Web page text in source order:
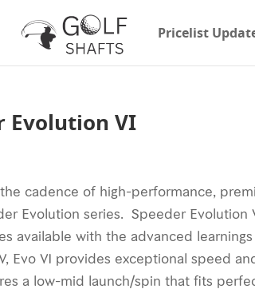
Pricelist
Evolution VI
cadence of high-performance,
Evolution series. Speeder Evolution
available with the advanced
Evo VI provides exceptional speed
a low-mid launch/spin that fits